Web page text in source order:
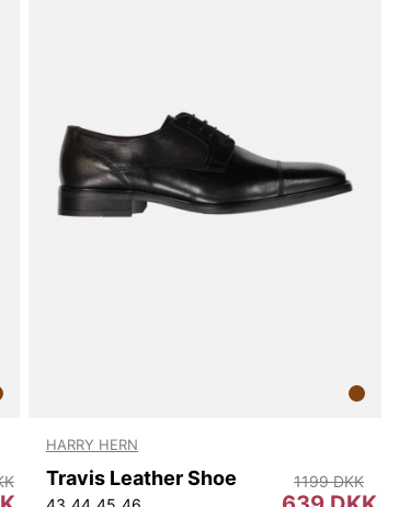
HARRY HERN
Travis Leather Shoe 1199 DKK